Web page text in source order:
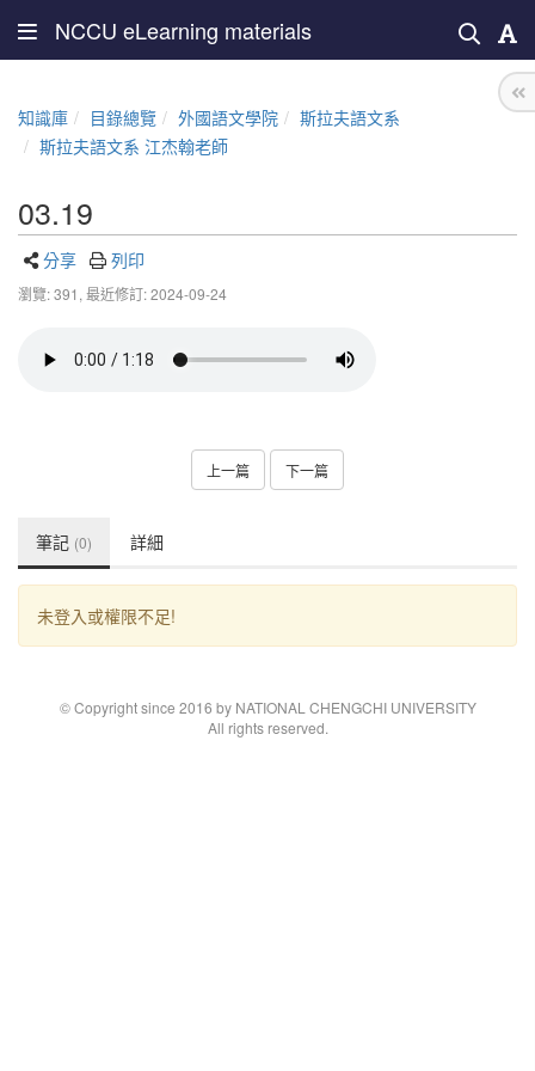
NCCU eLearning materials
知識庫 目錄總覽 外國語文學院
斯拉夫語文系
斯拉夫語文系 江杰翰老師
03.19
分享 列印
瀏覽: 391, 最近修訂: 2024-09-24
上一篇 下一篇
筆記 (0) 詳細
未登入或權限不足!
© Copyright since 2016 by NATIONAL CHENGCHI UNIVERSITY
All rights reserved.